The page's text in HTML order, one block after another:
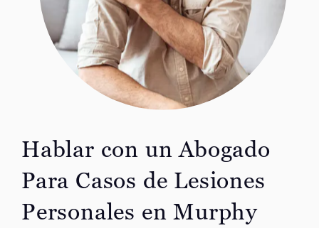
Hablar con un Abogado
Para Casos de Lesiones
Personales en Murphy